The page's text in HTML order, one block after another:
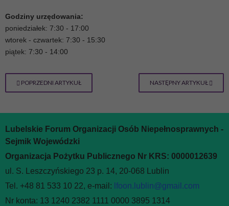
Godziny urzędowania:
poniedziałek: 7:30 - 17:00
wtorek - czwartek: 7:30 - 15:30
piątek: 7:30 - 14:00
POPRZEDNI ARTYKUŁ NASTĘPNY ARTYKUŁ
Lubelskie Forum Organizacji Osób Niepełnosprawnych -
Sejmik Wojewódzki
Organizacja Pożytku Publicznego Nr KRS: 0000012639
ul. S. Leszczyńskiego 23 p. 14, 20-068 Lublin
Tel. +48 81 533 10 22, e-mail: lfoon.lublin@gmail.com
Nr konta: 13 1240 2382 1111 0000 3895 1314